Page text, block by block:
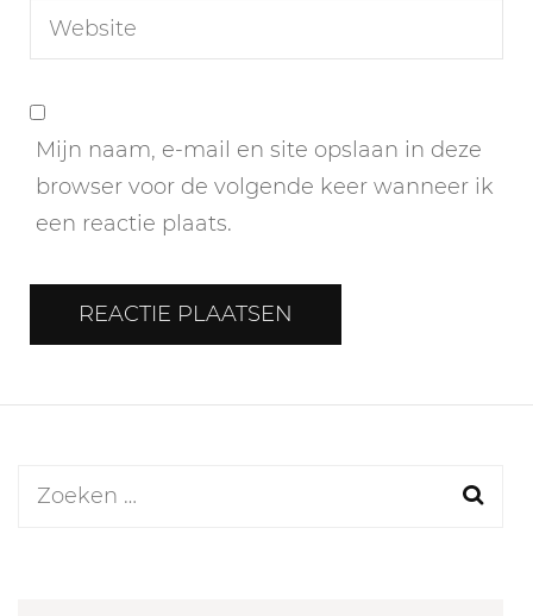
Mijn naam, e-mail en site opslaan in deze
browser voor de volgende keer wanneer ik
een reactie plaats.
Zoeken